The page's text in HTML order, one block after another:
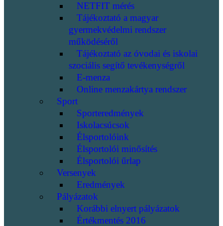
NETFIT mérés
Tájékoztató a magyar
gyermekvédelmi rendszer
működéséről
Tájékoztató az óvodai és iskolai
szociális segítő tevékenységről
E-menza
Online menzakártya rendszer
Sport
Sporteredmények
Iskolacsúcsok
Élsportolóink
Élsportolói minősítés
Élsportolói űrlap
Versenyek
Eredmények
Pályázatok
Korábbi elnyert pályázatok
Értékmentés 2016